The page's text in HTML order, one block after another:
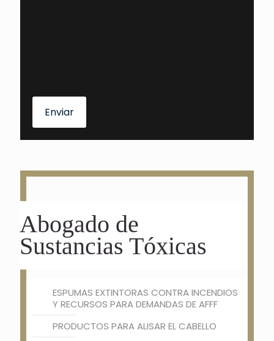
Enviar
Abogado de
Sustancias Tóxicas
ESPUMAS EXTINTORAS CONTRA INCENDIOS
Y RECURSOS PARA DEMANDAS DE AFFF
PRODUCTOS PARA ALISAR EL CABELLO